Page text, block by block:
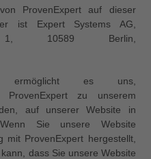
ProvenExpert auf dieser
ist Expert Systems AG,
1, 10589 Berlin,
ermöglicht es uns,
ProvenExpert zu unserem
auf unserer Website in
Sie unsere Website
mit ProvenExpert hergestellt,
dass Sie unsere Website